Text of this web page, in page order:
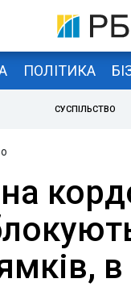
ПОЛІТИКА
СУСПІЛЬСТВО
в